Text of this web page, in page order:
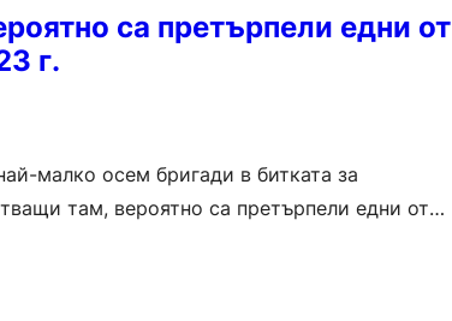
са претърпели едни от
г.
малко осем бригади в битката за
там, вероятно са претърпели едни от